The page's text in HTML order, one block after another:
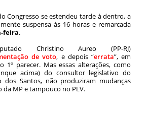
Congresso se estendeu tarde à dentro, a
suspensa às 16 horas e remarcada
feira.
Christino Aureo (PP-RJ)
de voto, e depois “errata”, em
1º parecer. Mas essas alterações, como
acima) do consultor legislativo do
dos Santos, não produziram mudanças
MP e tampouco no PLV.